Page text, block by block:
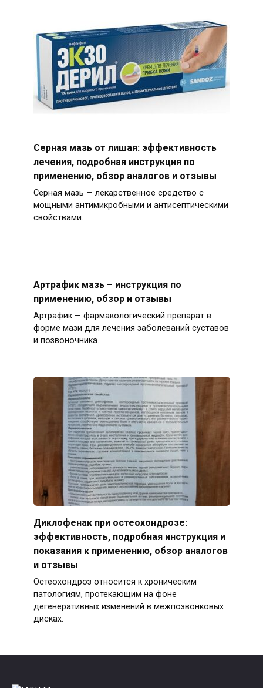
Серная мазь от лишая: эффективность
лечения, подробная инструкция по
применению, обзор аналогов и отзывы
Серная мазь — лекарственное средство с
мощными антимикробными и антисептическими
свойствами.
Артрафик мазь – инструкция по
применению, обзор и отзывы
Артрафик — фармакологический препарат в
форме мази для лечения заболеваний суставов
и позвоночника.
Диклофенак при остеохондрозе:
эффективность, подробная инструкция и
показания к применению, обзор аналогов
и отзывы
Остеохондроз относится к хроническим
патологиям, протекающим на фоне
дегенеративных изменений в межпозвонковых
дисках.